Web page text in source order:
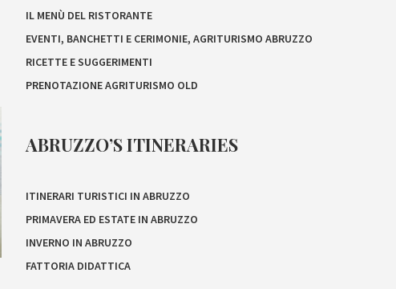
IL MENÙ DEL RISTORANTE
EVENTI, BANCHETTI E CERIMONIE, AGRITURISMO ABRUZZO
RICETTE E SUGGERIMENTI
PRENOTAZIONE AGRITURISMO OLD
ABRUZZO’S ITINERARIES
ITINERARI TURISTICI IN ABRUZZO
PRIMAVERA ED ESTATE IN ABRUZZO
INVERNO IN ABRUZZO
FATTORIA DIDATTICA